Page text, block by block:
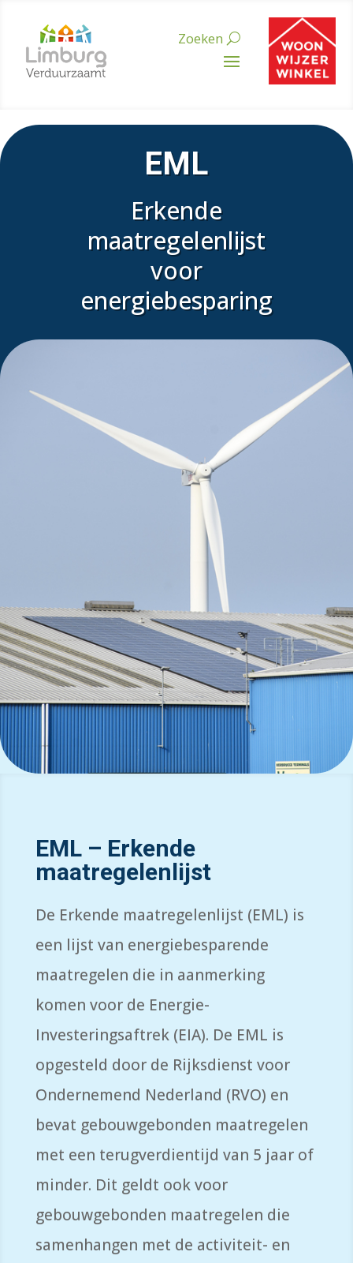
EML
Erkende
maatregelenlijst
voor
energiebesparing
EML – Erkende
maatregelenlijst
De Erkende maatregelenlijst (EML) is
een lijst van energiebesparende
maatregelen die in aanmerking
komen voor de Energie-
Investeringsaftrek (EIA). De EML is
opgesteld door de Rijksdienst voor
Ondernemend Nederland (RVO) en
bevat gebouwgebonden maatregelen
met een terugverdientijd van 5 jaar of
minder. Dit geldt ook voor
gebouwgebonden maatregelen die
samenhangen met de activiteit- en